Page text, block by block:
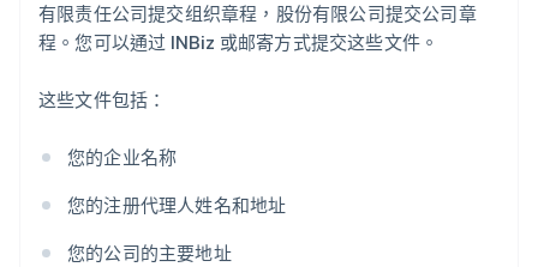
有限责任公司提交组织章程，股份有限公司提交公司章
程。您可以通过 INBiz 或邮寄方式提交这些文件。
这些文件包括：
您的企业名称
您的注册代理人姓名和地址
您的公司的主要地址